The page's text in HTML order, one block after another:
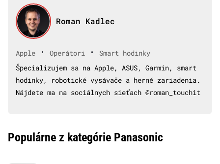
Roman Kadlec
Apple • Operátori •
Smart hodinky
Špecializujem sa na Apple, ASUS, Garmin, smart
hodinky, robotické vysávače a herné zariadenia.
Nájdete ma na sociálnych sieťach @roman_touchit
Populárne z kategórie Panasonic